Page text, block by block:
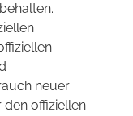
neuer
den offiziellen